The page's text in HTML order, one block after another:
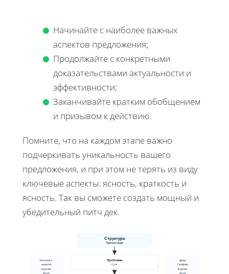
Начинайте с наиболее важных
аспектов предложения;
Продолжайте с конкретными
доказательствами актуальности и
эффективности;
Заканчивайте кратким обобщением
и призывом к действию.
Помните, что на каждом этапе важно
подчеркивать уникальность вашего
предложения, и при этом не терять из виду
ключевые аспекты: ясность, краткость и
ясность. Так вы сможете создать мощный и
убедительный питч дек.
Структура
Презентации
Проблема
Суть
Начните с
важного
Коротко
Ясно
Доказ
Графики
Коротко
Ясно